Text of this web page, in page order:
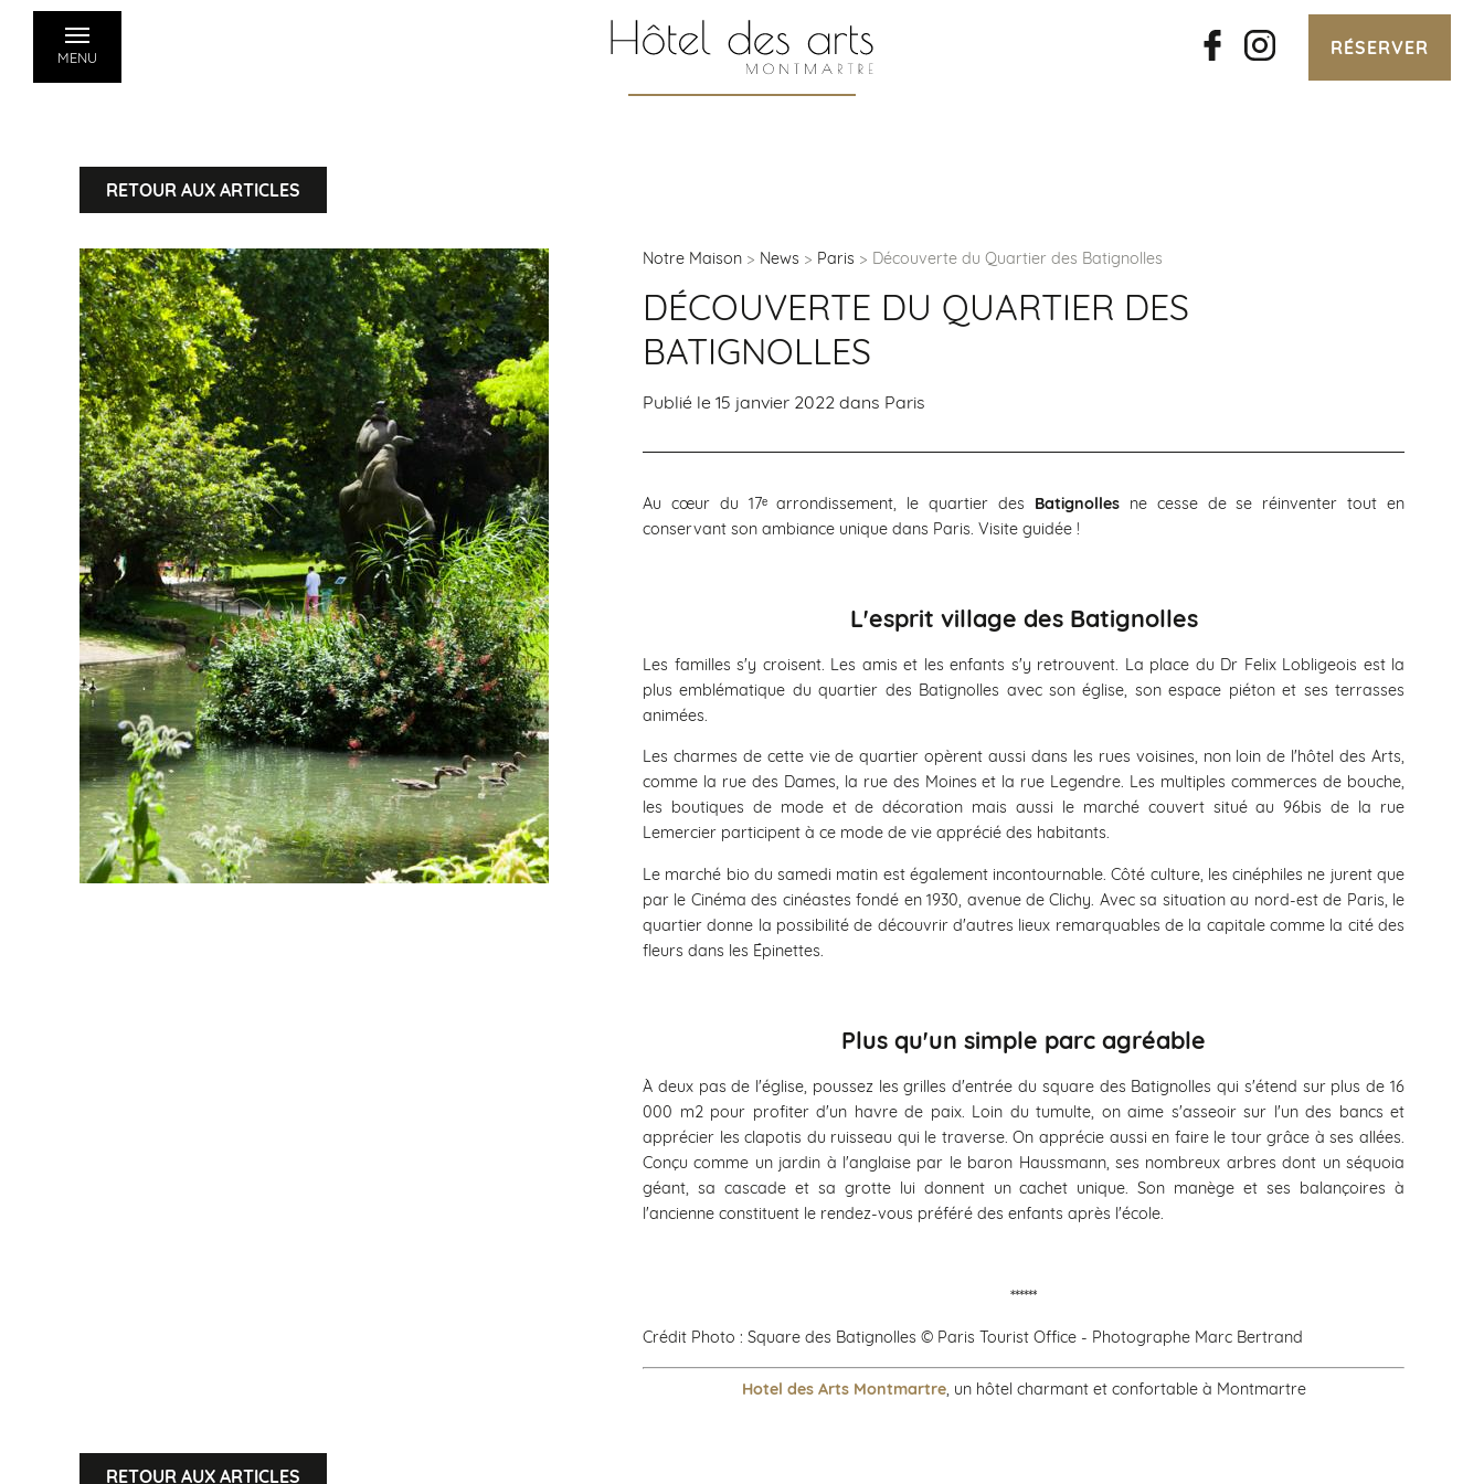
MENU RÉSERVER
RETOUR AUX ARTICLES
Notre Maison News Paris Découverte du Quartier des Batignolles
DÉCOUVERTE DU QUARTIER DES
BATIGNOLLES
Publié le 15 janvier 2022 dans Paris
Au cœur du 17ᵉ arrondissement, le quartier des Batignollesne cesse de se réinventer tout en
conservant son ambiance unique dans Paris. Visite guidée !
L'esprit village des Batignolles
Les familles s'y croisent. Les amis et les enfants s'y retrouvent. La place du Dr Felix Lobligeois est la
plus emblématique du quartier des Batignolles avec son église, son espace piéton et ses terrasses
animées.
Les charmes de cette vie de quartier opèrent aussi dans les rues voisines, non loin de l'hôtel des Arts,
comme la rue des Dames, la rue des Moines et la rue Legendre. Les multiples commerces de bouche,
les boutiques de mode et de décoration mais aussi le marché couvert situé au 96bis de la rue
Lemercier participent à ce mode de vie apprécié des habitants.
Le marché bio du samedi matin est également incontournable. Côté culture, les cinéphiles ne jurent que
par le Cinéma des cinéastes fondé en 1930, avenue de Clichy. Avec sa situation au nord-est de Paris, le
quartier donne la possibilité de découvrir d'autres lieux remarquables de la capitale comme la cité des
fleurs dans les Épinettes.
Plus qu'un simple parc agréable
À deux pas de l'église, poussez les grilles d'entrée du square des Batignolles qui s'étend sur plus de 16
000 m2 pour profiter d'un havre de paix. Loin du tumulte, on aime s'asseoir sur l'un des bancs et
apprécier les clapotis du ruisseau qui le traverse. On apprécie aussi en faire le tour grâce à ses allées.
Conçu comme un jardin à l'anglaise par le baron Haussmann, ses nombreux arbres dont un séquoia
géant, sa cascade et sa grotte lui donnent un cachet unique. Son manège et ses balançoires à
l'ancienne constituent le rendez-vous préféré des enfants après l'école.
******
Crédit Photo : Square des Batignolles © Paris Tourist Office - Photographe Marc Bertrand
Hotel des Arts Montmartre, un hôtel charmant et confortable à Montmartre
RETOUR AUX ARTICLES